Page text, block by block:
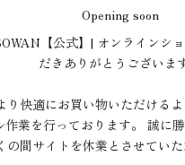
Opening soon
【公式】| オンラインシ
だきありがとうございま
り快適にお買い物いただける
作業を行っております。 誠に
の間サイトを休業とさせていた